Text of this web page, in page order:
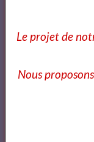
capturer l’esprit de
Walt Whitman est
Le projet de
Nous